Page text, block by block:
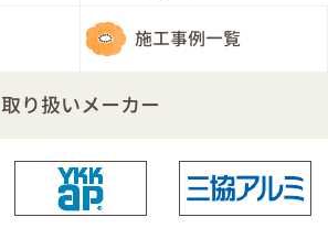
施工事例一覧
取り扱いメーカー